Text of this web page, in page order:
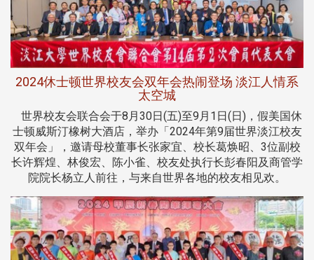
2024休士顿世界校友会双年会热闹登场 淡江人情系
太空城
世界校友会联合会于8月30日(五)至9月1日(日)，假美国休
士顿威斯汀橡树大酒店，举办「2024年第9届世界淡江校友
双年会」，邀请母校董事长张家宜、校长葛焕昭、3位副校
长许辉煌、林俊宏、陈小雀、校友处执行长彭春阳及商管学
院院长杨立人前往，与来自世界各地的校友相见欢。